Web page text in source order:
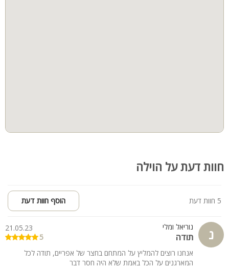
חוות דעת על הוילה
5 חוות דעת הוסף חוות דעת
נ נוריאל ומלי
תודה
21.05.23
5
אנחנו רוצים להמליץ על המתחם בחצר של אפריים, תודה לכל
המארגנים על הכל באמת שלא היה חסר דבר